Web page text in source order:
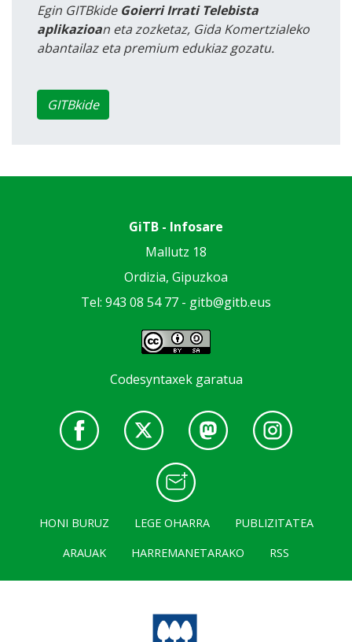
Egin GITBkide Goierri Irrati Telebista
aplikazioan eta zozketaz, Gida Komertzialeko
abantailaz eta premium edukiaz gozatu.
GITBkide
GiTB - Infosare
Mallutz 18
Ordizia, Gipuzkoa
Tel: 943 08 54 77 - gitb@gitb.eus
Codesyntaxek garatua
HONI BURUZ LEGE OHARRA
PUBLIZITATEA
ARAUAK
HARREMANETARAKO RSS